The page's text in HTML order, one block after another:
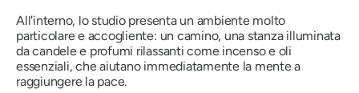
All'interno, lo studio presenta un ambiente molto
particolare e accogliente: un camino, una stanza illuminata
da candele e profumi rilassanti come incenso e oli
essenziali, che aiutano immediatamente la mente a
raggiungere la pace.